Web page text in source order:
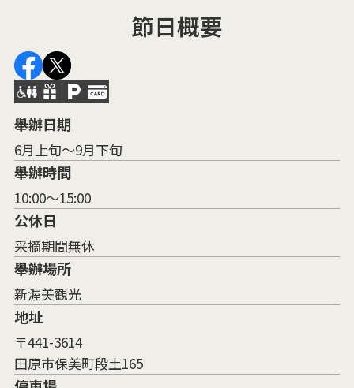
節日概要
舉辦日期
6月上旬～9月下旬
舉辦時間
10:00～15:00
公休日
采摘期間無休
舉辦場所
新渥美觀光
地址
〒441-3614
田原市保美町段土165